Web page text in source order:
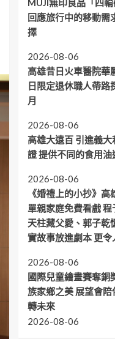
MUJI無印良品「四
回應旅行中的移動需
擇
2026-08-06
高雄昔日火車醫院華
日限定退休職人帶路
月
2026-08-06
高雄大遠百 引進義
證 提供不同的食用油
2026-08-06
《婚禮上的小抄》
單親家庭免費看戲
天柱藏父愛、郭子乾
實故事放進劇本 更令
2026-08-06
國際兒童繪畫賽奪
族家鄉之美 展望會
轉未來
2026-08-06